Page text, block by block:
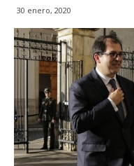
30 enero, 2020